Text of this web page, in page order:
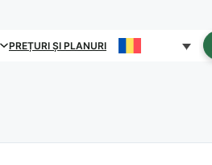
PREȚURI ȘI PLANURI